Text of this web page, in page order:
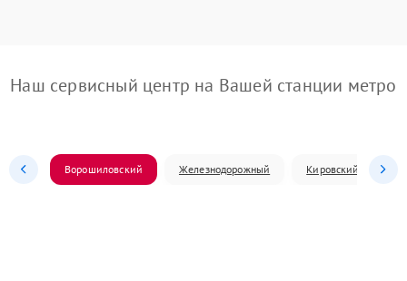
Наш сервисный центр на Вашей станции метро
Ворошиловский Железнодорожный Кировский